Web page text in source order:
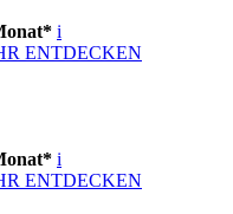
i
ENTDECKEN
i
ENTDECKEN